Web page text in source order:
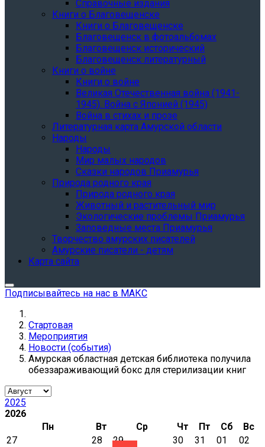
Справочные издания
Книги о Благовещенске
Книги о Благовещенске
Благовещенск в фотоальбомах
Благовещенск исторический
Благовещенск литературный
Книги о войне
Книги о войне
Великая Отечественная война (1941-
1945). Война с Японией (1945)
Война в стихах и прозе
Литературная карта Амурской области
Народы
Народы
Мир малых народов
Сказки народов Приамурья
Природа родного края
Природа родного края
Животный и растительный мир
Экологические проблемы Приамурья
Заповедные места Приамурья
Творчество амурских писателей
Амурские писатели - детям
Карта сайта
Подписывайтесь на нас в МАКС
Стартовая
Мероприятия
Новости (события)
Амурская областная детская библиотека получила
обеззараживающий бокс для стерилизации книг
2025
2026
Пн
Вт Ср Чт Пт Сб
Вс
27
28 29 30 31 01 02